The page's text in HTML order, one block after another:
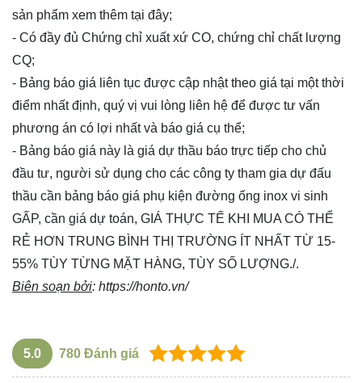
sản phẩm xem thêm tại đây;
- Có đầy đủ Chứng chỉ xuất xứ CO, chứng chỉ chất lượng
CQ;
- Bảng báo giá liên tục được cập nhật theo giá tại một thời
điểm nhất định, quý vị vui lòng liên hệ để được tư vấn
phương án có lợi nhất và báo giá cụ thể;
- Bảng báo giá này là giá dự thầu báo trực tiếp cho chủ
đầu tư, người sử dụng cho các công ty tham gia dự đấu
thầu cần bảng báo giá phụ kiện đường ống inox vi sinh
GẤP, cần giá dự toán, GIÁ THỰC TẾ KHI MUA CÓ THỂ
RẺ HƠN TRUNG BÌNH THỊ TRƯỜNG ÍT NHẤT TỪ 15-
55% TÙY TỪNG MẶT HÀNG, TÙY SỐ LƯỢNG./.
Biên soạn bởi: https://honto.vn/
5.0 780 Đánh giá